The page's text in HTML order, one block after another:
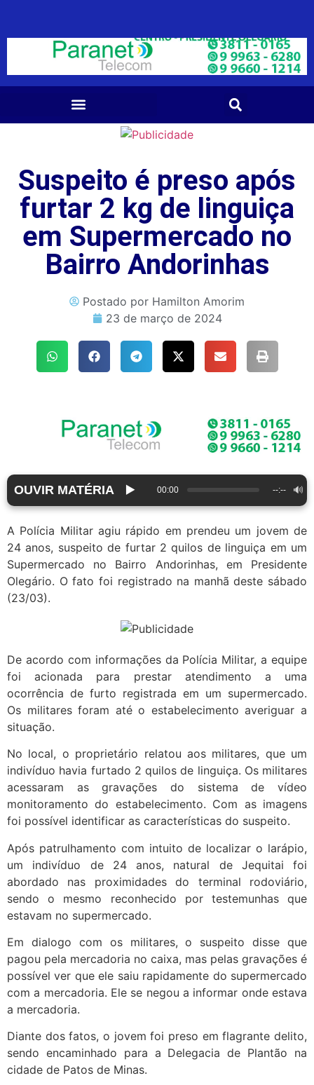
Suspeito é preso após
furtar 2 kg de linguiça
em Supermercado no
Bairro Andorinhas
Postado por Hamilton Amorim
23 de março de 2024
OUVIR MATÉRIA ▶️ 00:00 --:-- 🔊
A Polícia Militar agiu rápido em prendeu um jovem de
24 anos, suspeito de furtar 2 quilos de linguiça em um
Supermercado no Bairro Andorinhas, em Presidente
Olegário. O fato foi registrado na manhã deste sábado
(23/03).
De acordo com informações da Polícia Militar, a equipe
foi acionada para prestar atendimento a uma
ocorrência de furto registrada em um supermercado.
Os militares foram até o estabelecimento averiguar a
situação.
No local, o proprietário relatou aos militares, que um
indivíduo havia furtado 2 quilos de linguiça. Os militares
acessaram as gravações do sistema de vídeo
monitoramento do estabelecimento. Com as imagens
foi possível identificar as características do suspeito.
Após patrulhamento com intuito de localizar o larápio,
um indivíduo de 24 anos, natural de Jequitai foi
abordado nas proximidades do terminal rodoviário,
sendo o mesmo reconhecido por testemunhas que
estavam no supermercado.
Em dialogo com os militares, o suspeito disse que
pagou pela mercadoria no caixa, mas pelas gravações é
possível ver que ele saiu rapidamente do supermercado
com a mercadoria. Ele se negou a informar onde estava
a mercadoria.
Diante dos fatos, o jovem foi preso em flagrante delito,
sendo encaminhado para a Delegacia de Plantão na
cidade de Patos de Minas.